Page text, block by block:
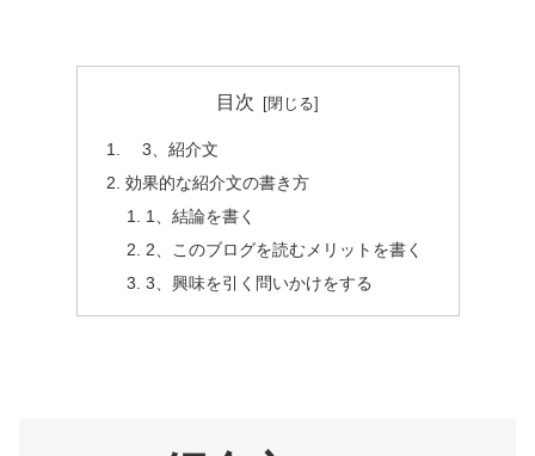
目次
3、紹介文
効果的な紹介文の書き方
1、結論を書く
2、このブログを読むメリットを書く
3、興味を引く問いかけをする